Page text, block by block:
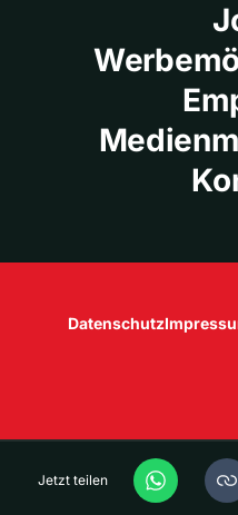
Jetzt teilen
Datenschutz